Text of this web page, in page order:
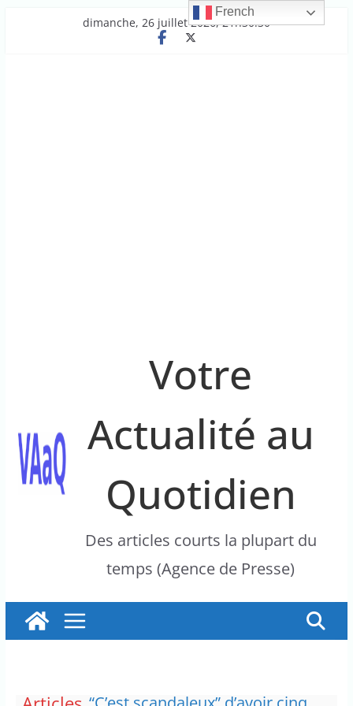
dimanche, 26 juillet 2026, 21h30:30
Votre
Actualité au
Quotidien
Des articles courts la plupart du
temps (Agence de Presse)
French